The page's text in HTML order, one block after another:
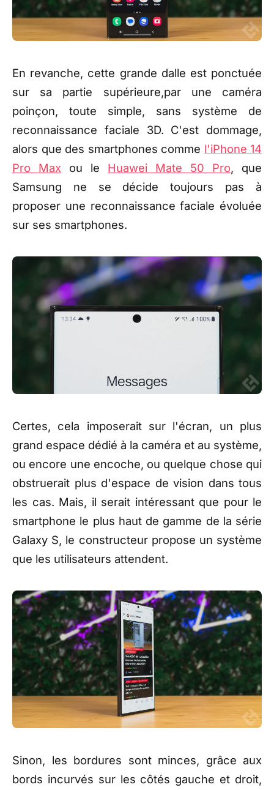
En revanche, cette grande dalle est ponctuée
sur sa partie supérieure,par une caméra
poinçon, toute simple, sans système de
reconnaissance faciale 3D. C'est dommage,
alors que des smartphones comme l'iPhone 14
Pro Max ou le Huawei Mate 50 Pro, que
Samsung ne se décide toujours pas à
proposer une reconnaissance faciale évoluée
sur ses smartphones.
Certes, cela imposerait sur l'écran, un plus
grand espace dédié à la caméra et au système,
ou encore une encoche, ou quelque chose qui
obstruerait plus d'espace de vision dans tous
les cas. Mais, il serait intéressant que pour le
smartphone le plus haut de gamme de la série
Galaxy S, le constructeur propose un système
que les utilisateurs attendent.
Sinon, les bordures sont minces, grâce aux
bords incurvés sur les côtés gauche et droit,